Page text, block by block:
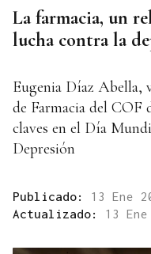
La farmacia, un
lucha contra la
Eugenia Díaz Abella,
de Farmacia del COF
claves en el Día
Depresión
Publicado: 13 Ene
Actualizado: 13